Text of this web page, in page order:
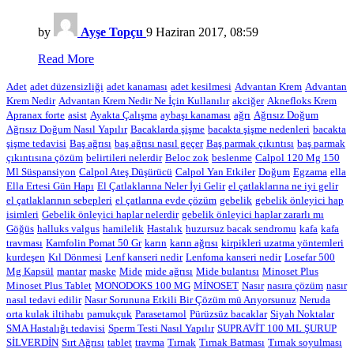
by Ayşe Topçu 9 Haziran 2017, 08:59
Read More
Adet adet düzensizliği adet kanaması adet kesilmesi Advantan Krem Advantan
Krem Nedir Advantan Krem Nedir Ne İçin Kullanılır akciğer Aknefloks Krem
Apranax forte asist Ayakta Çalışma aybaşı kanaması ağrı Ağrısız Doğum
Ağrısız Doğum Nasıl Yapılır Bacaklarda şişme bacakta şişme nedenleri bacakta
şişme tedavisi Baş ağrısı baş ağrısı nasıl geçer Baş parmak çıkıntısı baş parmak
çıkıntısına çözüm belirtileri nelerdir Beloc zok beslenme Calpol 120 Mg 150
Ml Süspansiyon Calpol Ateş Düşürücü Calpol Yan Etkiler Doğum Egzama ella
Ella Ertesi Gün Hapı El Çatlaklarına Neler İyi Gelir el çatlaklarına ne iyi gelir
el çatlaklarının sebepleri el çatlarına evde çözüm gebelik gebelik önleyici hap
isimleri Gebelik önleyici haplar nelerdir gebelik önleyici haplar zararlı mı
Göğüs halluks valgus hamilelik Hastalık huzursuz bacak sendromu kafa kafa
travması Kamfolin Pomat 50 Gr karın karın ağrısı kirpikleri uzatma yöntemleri
kurdeşen Kıl Dönmesi Lenf kanseri nedir Lenfoma kanseri nedir Losefar 500
Mg Kapsül mantar maske Mide mide ağrısı Mide bulantısı Minoset Plus
Minoset Plus Tablet MONODOKS 100 MG MİNOSET Nasır nasıra çözüm nasır
nasıl tedavi edilir Nasır Sorununa Etkili Bir Çözüm mü Arıyorsunuz Neruda
orta kulak iltihabı pamukçuk Parasetamol Pürüzsüz bacaklar Siyah Noktalar
SMA Hastalığı tedavisi Sperm Testi Nasıl Yapılır SUPRAVİT 100 ML ŞURUP
SİLVERDİN Sırt Ağrısı tablet travma Tırnak Tırnak Batması Tırnak soyulması